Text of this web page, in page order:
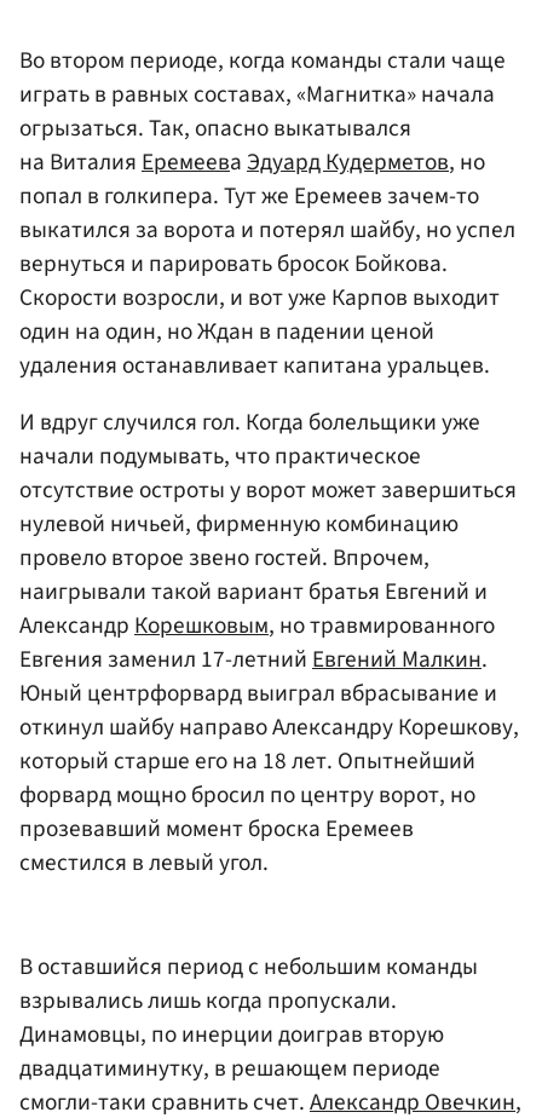
Во втором периоде, когда команды стали чаще
играть в равных составах, «Магнитка» начала
огрызаться. Так, опасно выкатывался
на ВиталияЕремееваЭдуард Кудерметов, но
попал в голкипера. Тут же Еремеев зачем-то
выкатился за ворота и потерял шайбу, но успел
вернуться и парировать бросок Бойкова.
Скорости возросли, и вот уже Карпов выходит
один на один, но Ждан в падении ценой
удаления останавливает капитана уральцев.
И вдруг случился гол. Когда болельщики уже
начали подумывать, что практическое
отсутствие остроты у ворот может завершиться
нулевой ничьей, фирменную комбинацию
провело второе звено гостей. Впрочем,
наигрывали такой вариант братья Евгений и
АлександрКорешковым, но травмированного
Евгения заменил 17-летнийЕвгений Малкин.
Юный центрфорвард выиграл вбрасывание и
откинул шайбу направо Александру Корешкову,
который старше его на 18 лет. Опытнейший
форвард мощно бросил по центру ворот, но
прозевавший момент броска Еремеев
сместился в левый угол.
В оставшийся период с небольшим команды
взрывались лишь когда пропускали.
Динамовцы, по инерции доиграв вторую
двадцатиминутку, в решающем периоде
смогли-таки сравнить счет.Александр Овечкин,